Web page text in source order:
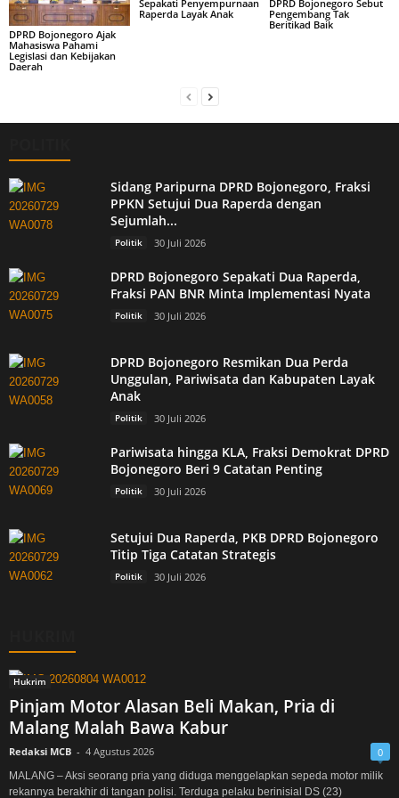
DPRD Bojonegoro Ajak
Mahasiswa Pahami
Legislasi dan Kebijakan
Daerah
Sepakati Penyempurnaan
Raperda Layak Anak
DPRD Bojonegoro Sebut
Pengembang Tak
Beritikad Baik
Sidang Paripurna DPRD Bojonegoro, Fraksi
PPKN Setujui Dua Raperda dengan
Sejumlah...
Politik 30 Juli 2026
DPRD Bojonegoro Sepakati Dua Raperda,
Fraksi PAN BNR Minta Implementasi Nyata
Politik 30 Juli 2026
DPRD Bojonegoro Resmikan Dua Perda
Unggulan, Pariwisata dan Kabupaten Layak
Anak
Politik 30 Juli 2026
Pariwisata hingga KLA, Fraksi Demokrat DPRD
Bojonegoro Beri 9 Catatan Penting
Politik 30 Juli 2026
Setujui Dua Raperda, PKB DPRD Bojonegoro
Titip Tiga Catatan Strategis
Politik 30 Juli 2026
Hukrim
Pinjam Motor Alasan Beli Makan, Pria di
Malang Malah Bawa Kabur
Redaksi MCB - 4 Agustus 2026 0
MALANG – Aksi seorang pria yang diduga menggelapkan sepeda motor milik
rekannya berakhir di tangan polisi. Terduga pelaku berinisial DS (23)